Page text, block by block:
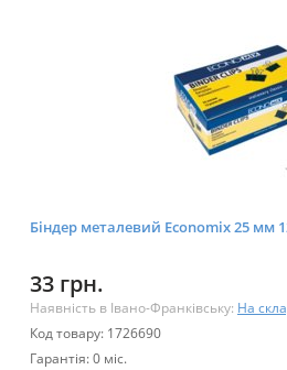
Біндер металевий Economix 25 мм
33 грн.
Наявність в Івано-Франківську: На
Код товару: 1726690
Гарантія: 0 міс.